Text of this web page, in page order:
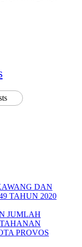
DAN
TAHUN 2020
JUMLAH
PROVOS